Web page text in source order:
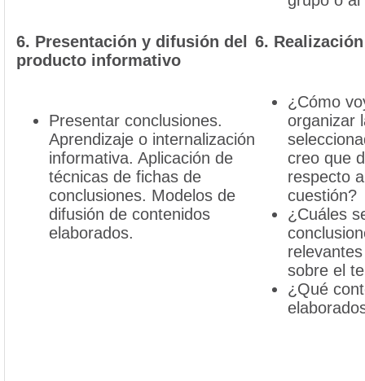
6. Presentación y difusión del
producto informativo
Presentar conclusiones.
Aprendizaje o internalización
informativa. Aplicación de
técnicas de fichas de
conclusiones. Modelos de
difusión de contenidos
elaborados.
6.
¿Cómo
organizar
creo que
respecto
cuestión?
¿Cuáles
sobre el
¿Qué